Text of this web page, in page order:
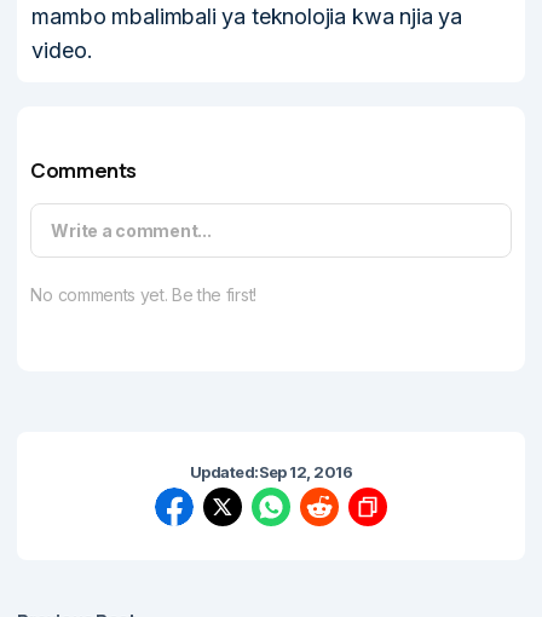
mambo mbalimbali ya teknolojia kwa njia ya
video.
Comments
Write a comment...
No comments yet. Be the first!
Updated:Sep 12, 2016